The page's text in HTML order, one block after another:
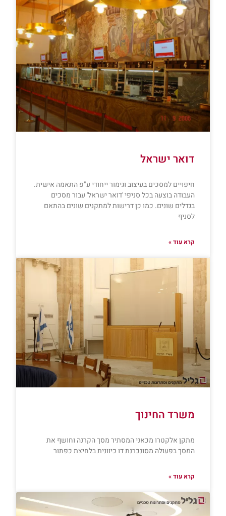
דואר ישראל
חיפויים למסכים בעיצוב וגימור ייחודי ע"פ התאמה אישית.
העבודה בוצעה בכל סניפי 'דואר ישראל' עבור מסכים
בגדלים שונים. כמו כן דרישות למתקנים שונים בהתאם
לסניף
קרא עוד »
משרד החינוך
מתקן אלקטרו מכאני המסתיר מסך הקרנה וחושף את
המסך בפעולה מסונכרנת דו כיוונית בלחיצת כפתור
קרא עוד »